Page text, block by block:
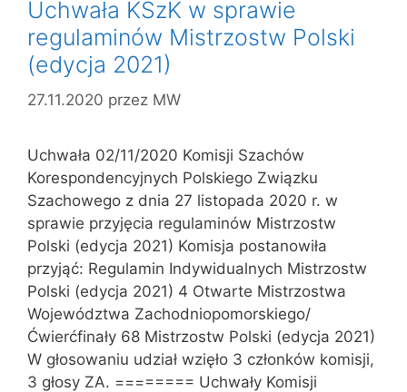
Uchwała KSzK w sprawie
regulaminów Mistrzostw Polski
(edycja 2021)
27.11.2020 przez MW
Uchwała 02/11/2020 Komisji Szachów
Korespondencyjnych Polskiego Związku
Szachowego z dnia 27 listopada 2020 r. w
sprawie przyjęcia regulaminów Mistrzostw
Polski (edycja 2021) Komisja postanowiła
przyjąć: Regulamin Indywidualnych Mistrzostw
Polski (edycja 2021) 4 Otwarte Mistrzostwa
Województwa Zachodniopomorskiego/
Ćwierćfinały 68 Mistrzostw Polski (edycja 2021)
W głosowaniu udział wzięło 3 członków komisji,
3 głosy ZA. ======== Uchwały Komisji